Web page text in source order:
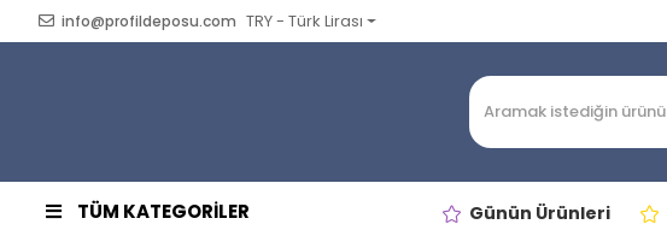
info@profildeposu.com TRY - Türk Lirası
TÜM KATEGORİLER Günün Ürünleri